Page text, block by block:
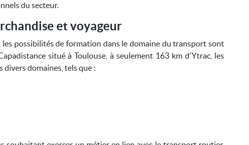
du secteur.
et voyageur
possibilités de formation dans le domaine du transport sont
situé à Toulouse, à seulement 163 km d'Ytrac, les
domaines, tels que :